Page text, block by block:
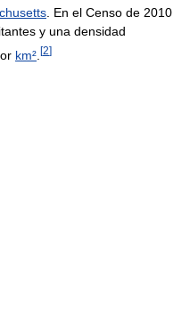
. En el Censo de 2010
y una densidad
km² [2]